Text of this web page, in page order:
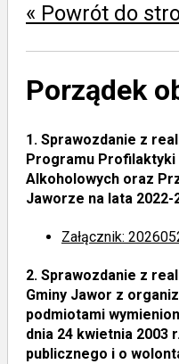
« Powrót do
Porządek
1. Sprawozdanie z
Programu Profilaktyki
Alkoholowych oraz
Jaworze na lata 2022-
Załącznik:
2. Sprawozdanie z
Gminy Jawor z
podmiotami
dnia 24 kwietnia 2003
publicznego i o